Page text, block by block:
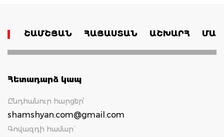
ՇԱՄՇՅԱՆ ՀԱՅԱՍՏԱՆ ԱՇԽԱՐՀ
Հետադարձ կապ
Ընդհանուր հարցեր՝
shamshyan.com@gmail.com
Գովազդի համար`